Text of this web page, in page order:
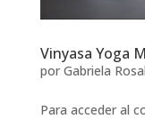
Vinyasa Yoga
por Gabriela
Para acceder al